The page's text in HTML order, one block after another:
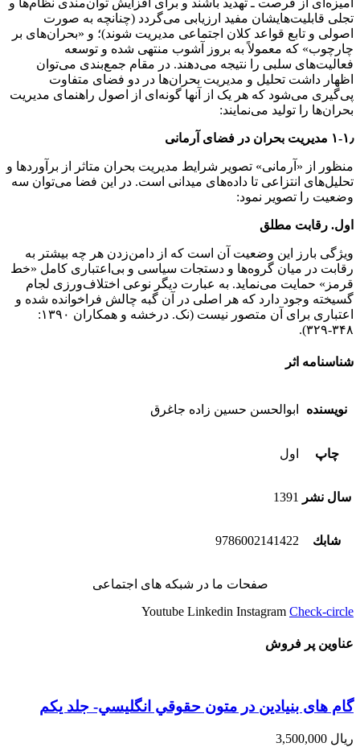
تجلی قابلیت‌هایشان مفید ارزیابی می‌گردد (چنانچه به صورت
اصولی و تابع قواعد کلان اجتماعی مدیریت شوند)؛ و «بحران‌های بر
چارچوب» که معمولاً به بروز آشوب منتهی شده و توسعه
فعالیت‌های سلبی را نتیجه می‌دهند. در مقام جمع‌بندی می‌توان
اظهار داشت تحلیل و مدیریت بحران‌ها در دو فضای متفاوت
پی‌گیری می‌شود که هر یک از آنها گونه‌ای از اصول راهنمای مدیریت
بحران‌ها را تولید می‌نمایند:
۱-۱٫ مدیریت بحران در فضای آرمانی
منظور از «آرمانی» تصویر شرایط مدیریت بحران متاثر از برآوردها و
تحلیل‌های انتزاعی تا داده‌های میدانی است. در این فضا می‌توان سه
وضعیت را تصویر نمود:
اول. رقابت مطلق
ویژگی بارز این وضعیت آن است که از دامن‌زدن هر چه بیشتر به
رقابت در میان گروه‌ها و دستجات سیاسی و بی‌اعتباری کامل «خط
قرمز» حمایت می‌نماید. به عبارت دیگر نوعی اختلاف‌ورزی لجام
گسیخته وجود دارد که هر اصلی در آن گبه چالش فراخوانده شده و
اعتباری برای آن متصور نیست (نک. درخشه و همکاران ۱۳۹۰:
۳۴۸-۳۲۹).
شناسنامه اثر
نویسنده ابوالحسن حسين زاده جاغرق
چاپ اول
سال نشر 1391
شابك 9786002141422
صفحات ما در شبکه های اجتماعی
Youtube Linkedin Instagram Check-circle
عناوین پر فروش
گام های بنیادین در متون حقوقي انگليسي- جلد يكم
ریال